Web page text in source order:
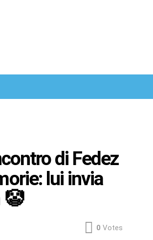
Facebook
Twitter
Instagram
Spotify
TikTok
di Fedez
lui invia
🤡
0 Votes